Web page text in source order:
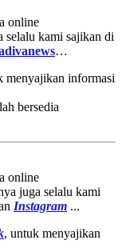
online
selalu kami sajikan di
…
menyajikan informasi
bersedia
online
juga selalu kami
Instagram ...
, untuk menyajikan